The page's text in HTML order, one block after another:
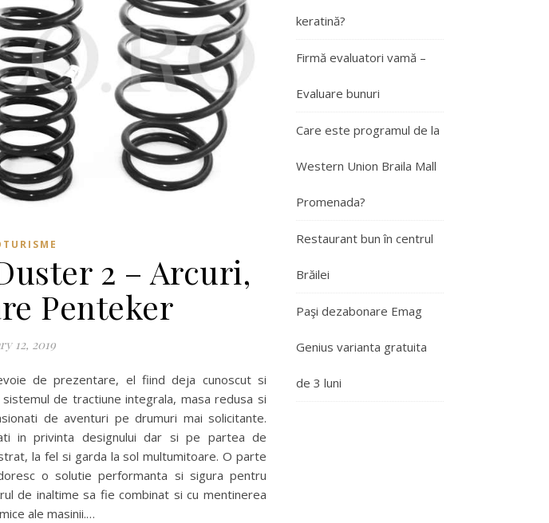
2 – Arcuri,
Penteker
12, 2019
de prezentare, el fiind deja cunoscut si
de tractiune integrala, masa redusa si
de aventuri pe drumuri mai solicitante.
in privinta designului dar si pe partea de
la fel si garda la sol multumitoare. O parte
o solutie performanta si sigura pentru
de inaltime sa fie combinat si cu mentinerea
ale masinii.…
keratină?
Firmă evaluatori vamă –
Evaluare bunuri
Care este programul de la
Western Union Braila Mall
Promenada?
Restaurant bun în centrul
Brăilei
Paşi dezabonare Emag
Genius varianta gratuita
de 3 luni